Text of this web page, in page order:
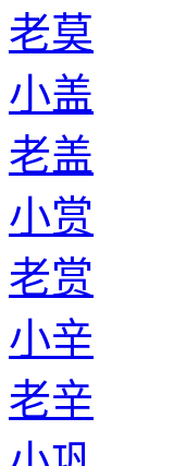
老莫
小盖
老盖
小赏
老赏
小辛
老辛